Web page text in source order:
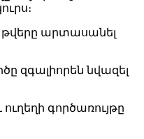
թվերը արտասանել
զգալիորեն նվազել
գործառույթը